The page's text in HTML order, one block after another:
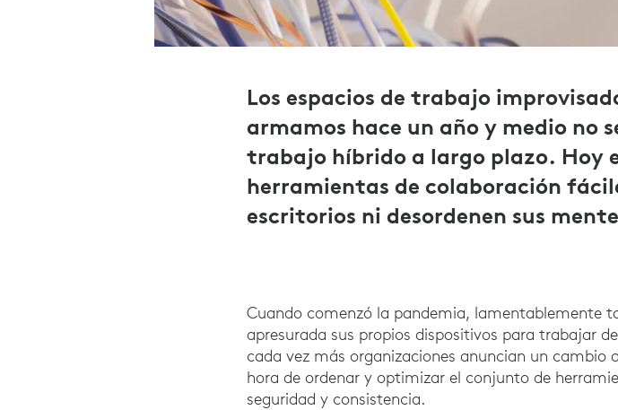
Los espacios de trabajo
armamos hace un año y medio no
trabajo híbrido a largo plazo. Hoy
herramientas de colaboración
escritorios ni desordenen sus
Cuando comenzó la pandemia, lamentablemente
apresurada sus propios dispositivos para trabajar
cada vez más organizaciones anuncian un
hora de ordenar y optimizar el conjunto de
seguridad y consistencia.